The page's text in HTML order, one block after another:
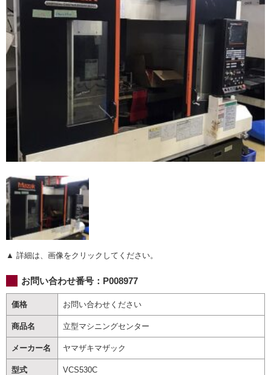
▲ 詳細は、画像をクリックしてください。
お問い合わせ番号： P008977
価格 お問い合わせください
商品名 立型マシニングセンター
メーカー名 ヤマザキマザック
型式 VCS530C